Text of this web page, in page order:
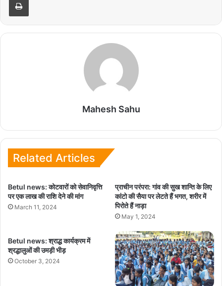
Mahesh Sahu
Related Articles
Betul news: कोटवारों को सेवानिवृत्ति
पर एक लाख की राशि देने की मांग
March 11, 2024
प्राचीन परंपरा: गांव की सुख शान्ति के लिए
कांटो की सैया पर लेटते हैं भगत, शरीर में
पिरोते हैं नाड़ा
May 1, 2024
Betul news: श्राद्ध कार्यक्रम में
श्रद्धालुओं की उमड़ी भीड़
October 3, 2024